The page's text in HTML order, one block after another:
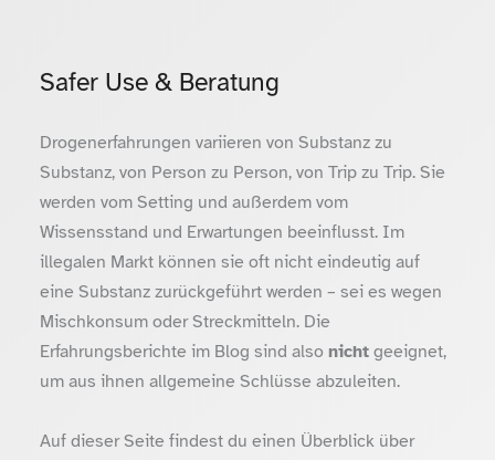
Safer Use & Beratung
Drogenerfahrungen variieren von Substanz zu
Substanz, von Person zu Person, von Trip zu Trip. Sie
werden vom Setting und außerdem vom
Wissensstand und Erwartungen beeinflusst. Im
illegalen Markt können sie oft nicht eindeutig auf
eine Substanz zurückgeführt werden – sei es wegen
Mischkonsum oder Streckmitteln. Die
Erfahrungsberichte im Blog sind also nichtgeeignet,
um aus ihnen allgemeine Schlüsse abzuleiten.
Auf dieser Seite findest du einen Überblick über